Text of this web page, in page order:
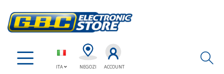
ITA NEGOZI ACCOUNT